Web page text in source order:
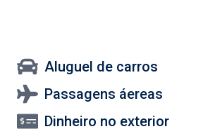
Aluguel de carros
Passagens áereas
Dinheiro no exterior